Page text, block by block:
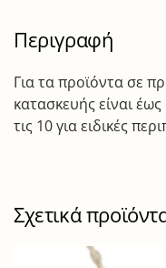
Περιγραφή
Για τα προϊόντα σε
κατασκευής είναι
τις 10 για ειδικές
Σχετικά